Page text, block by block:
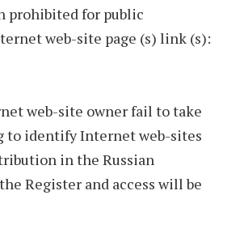
prohibited for public
web-site page (s) link (s):
web-site owner fail to take
to identify Internet web-sites
in the Russian
Register and access will be